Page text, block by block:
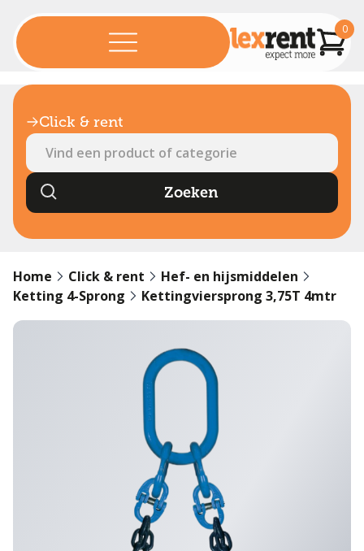
0
Click & rent
Home Click & rent
Hef- en hijsmiddelen
Ketting 4-Sprong
Kettingviersprong 3,75T 4mtr